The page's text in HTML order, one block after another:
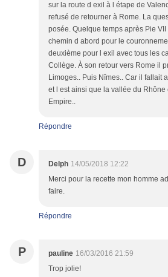
sur la route d exil à l étape de
refusé de retourner à Rome. La
posée. Quelque temps après Pie
chemin d abord pour le
deuxième pour l exil avec tous les
Collège. À son retour vers Rome il
Limoges.. Puis Nîmes.. Car il fallait
et l est ainsi que la vallée du Rhône
Empire..
Répondre
D Delph 14/05/2018 12:22
Merci pour la recette mon homme
faire.
Répondre
P pauline 16/03/2016 21:59
Trop jolie!